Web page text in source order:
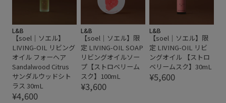
L&B
【soel｜ソエル】
LIVING-OIL リビング
オイル フォーヘア
Sandalwood Citrus
サンダルウッドシト
ラス 30mL
¥4,600
L&B
【soel｜ソエル】限
定 LIVING-OIL SOAP
リビングオイルソー
プ【ストロベリーム
スク】100mL
¥3,600
L&B
【soel｜ソエル】限
定 LIVING-OIL リビ
ングオイル 【ストロ
ベリームスク】30mL
¥5,600